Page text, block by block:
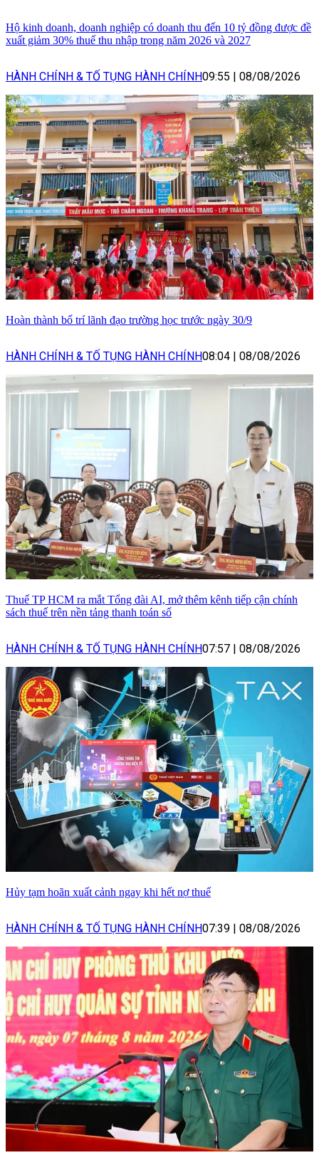
Hộ kinh doanh, doanh nghiệp có doanh thu đến 10 tỷ đồng được đề
xuất giảm 30% thuế thu nhập trong năm 2026 và 2027
HÀNH CHÍNH & TỐ TỤNG HÀNH CHÍNH09:55 08/08/2026
Hoàn thành bố trí lãnh đạo trường học trước ngày 30/9
HÀNH CHÍNH & TỐ TỤNG HÀNH CHÍNH08:04 08/08/2026
Thuế TP HCM ra mắt Tổng đài AI, mở thêm kênh tiếp cận chính
sách thuế trên nền tảng thanh toán số
HÀNH CHÍNH & TỐ TỤNG HÀNH CHÍNH07:57 08/08/2026
Hủy tạm hoãn xuất cảnh ngay khi hết nợ thuế
HÀNH CHÍNH & TỐ TỤNG HÀNH CHÍNH07:39 08/08/2026